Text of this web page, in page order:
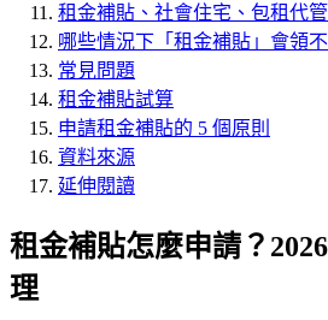
租金補貼、社會住宅、包租代
哪些情況下「租金補貼」會領不
常見問題
租金補貼試算
申請租金補貼的 5 個原則
資料來源
延伸閱讀
租金補貼怎麼申請？
理